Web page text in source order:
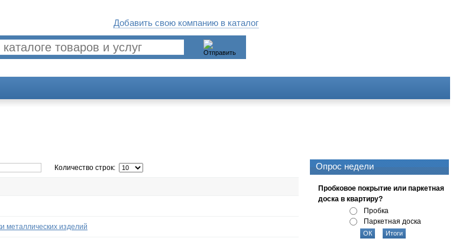
Добавить свою компанию в каталог
Количество строк:
металлических изделий
Опрос недели
Пробковое покрытие или паркетная
доска в квартиру?
Пробка
Паркетная доска